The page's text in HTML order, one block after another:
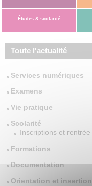
Études & scolarité
Toute l'actualité
Services numériques
Examens
Vie pratique
Scolarité
Inscriptions et rentrée
Formations
Documentation
Orientation et insertion